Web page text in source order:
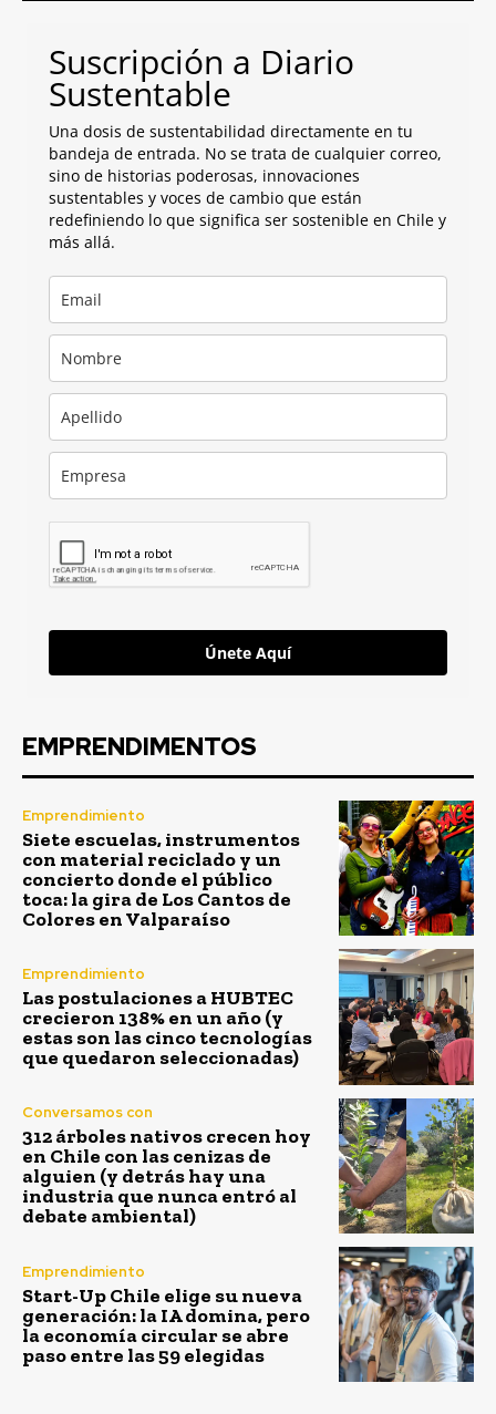
Suscripción a Diario
Sustentable
Una dosis de sustentabilidad directamente en tu
bandeja de entrada. No se trata de cualquier correo,
sino de historias poderosas, innovaciones
sustentables y voces de cambio que están
redefiniendo lo que significa ser sostenible en Chile y
más allá.
Únete Aquí
EMPRENDIMENTOS
Emprendimiento
Siete escuelas, instrumentos
con material reciclado y un
concierto donde el público
toca: la gira de Los Cantos de
Colores en Valparaíso
Emprendimiento
Las postulaciones a HUBTEC
crecieron 138% en un año (y
estas son las cinco tecnologías
que quedaron seleccionadas)
Conversamos con
312 árboles nativos crecen hoy
en Chile con las cenizas de
alguien (y detrás hay una
industria que nunca entró al
debate ambiental)
Emprendimiento
Start-Up Chile elige su nueva
generación: la IA domina, pero
la economía circular se abre
paso entre las 59 elegidas